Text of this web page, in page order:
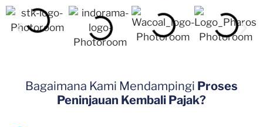
Bagaimana Kami Mendampingi Proses
Peninjauan Kembali Pajak?